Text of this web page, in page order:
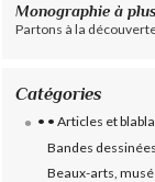
Monographie à
Partons à la
Catégories
• • Articles et
Bandes
Beaux-arts,